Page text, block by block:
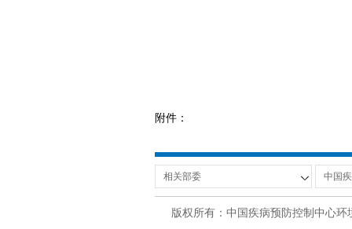
附件：
版权所有：中国疾病预防控制中心